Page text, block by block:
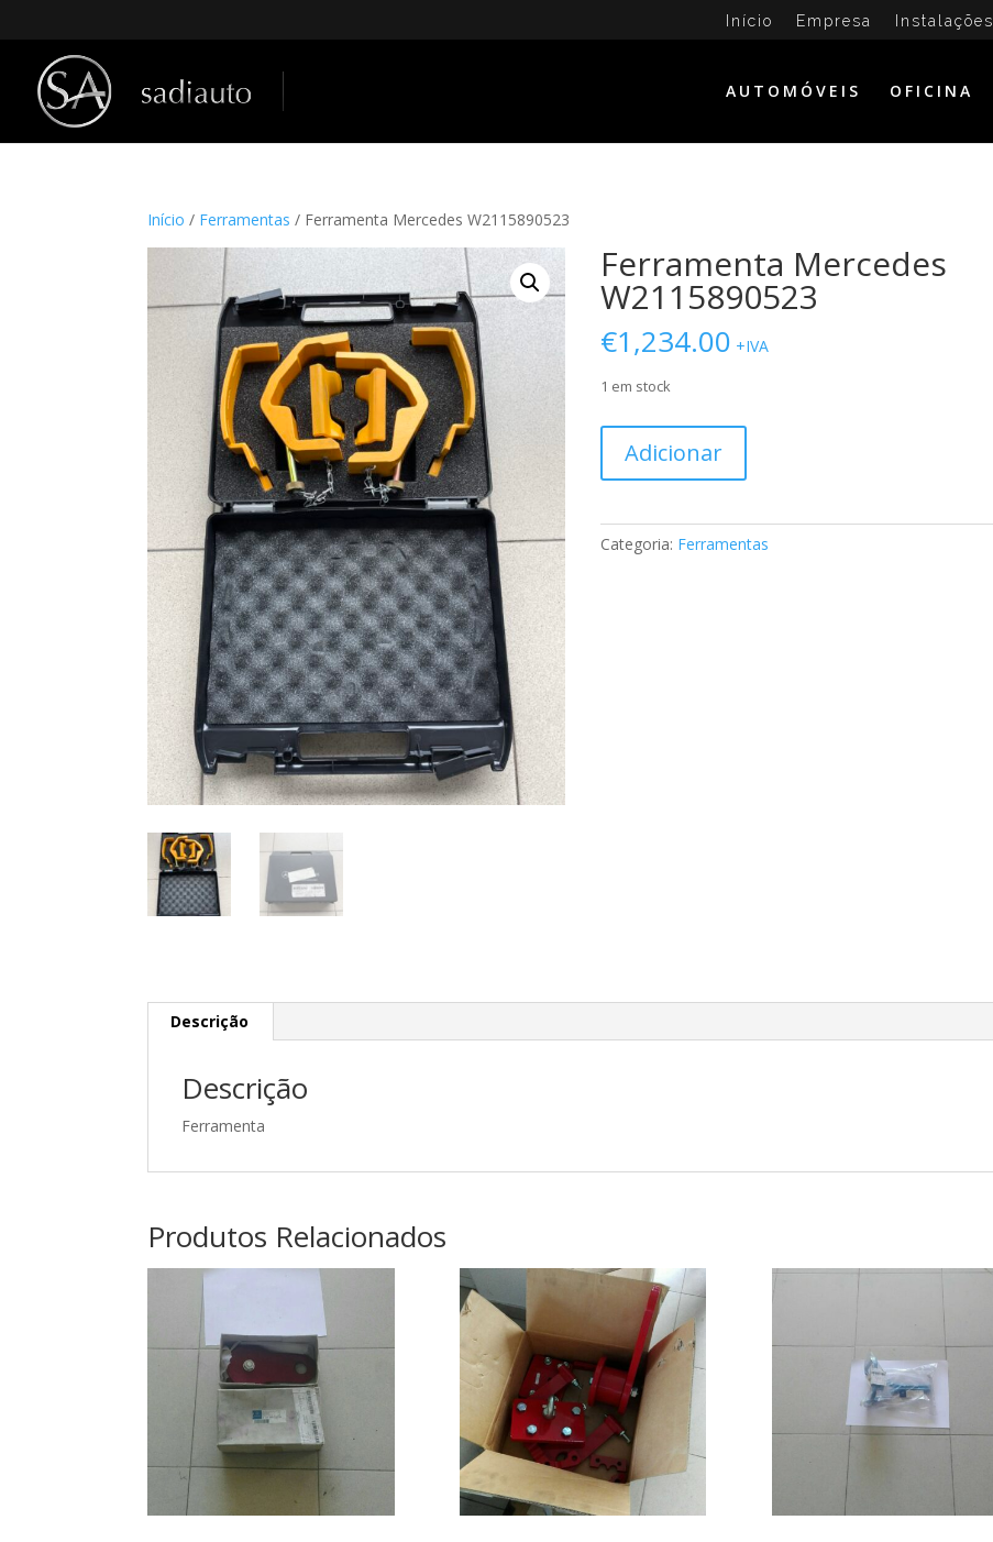
Início Empresa Instalações
AUTOMÓVEIS OFICINA
Início / Ferramentas / Ferramenta Mercedes W2115890523
Ferramenta Mercedes
W2115890523
€1,234.00 +IVA
1 em stock
Ferramenta
W2115890523
Adicionar
Categoria: Ferramentas
Descrição
Descrição
Ferramenta
Produtos Relacionados